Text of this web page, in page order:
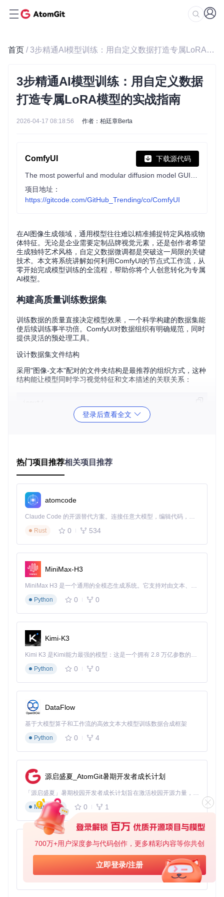
700万+用户深度参与代码创作，更多精彩内容等你共创
立即登录/注册
首页 / 3步精通AI模型训练：用自定义数据打造专属LoRA模型的实战指南
3步精通AI模型训练：用自定义数据
打造专属LoRA模型的实战指南
2026-04-17 08:18:56 作者：柏廷章Berta
ComfyUI 下载源代码
项目地址：
https://gitcode.com/GitHub_Trending/co/ComfyUI
在AI图像生成领域，通用模型往往难以精准捕捉特定风格或物
体特征。无论是企业需要定制品牌视觉元素，还是创作者希望
生成独特艺术风格，自定义数据微调都是突破这一局限的关键
技术。本文将系统讲解如何利用ComfyUI的节点式工作流，从
零开始完成模型训练的全流程，帮助你将个人创意转化为专属
AI模型。
构建高质量训练数据集
训练数据的质量直接决定模型效果，一个科学构建的数据集能
使后续训练事半功倍。ComfyUI对数据组织有明确规范，同时
提供灵活的预处理工具。
设计数据集文件结构
采用"图像-文本"配对的文件夹结构是最推荐的组织方式，这种
结构能让模型同时学习视觉特征和文本描述的关联关系：
└── custom_dataset/          # 数据集根目录
    ├── sample_001.png       # 训练图像文件
文件，并查找同名文本文件作为描述信息。节点实现通过文件
系统遍历和字符串匹配实现这种关联（源码第267-308行）。
项
尺寸
512×512
像素
与主流Stable Diffusion模型输入尺
格式
G
色彩
模式
RGB
数量
至少20张 保证模型能学习到特征分布
图1：符合规范的训练图像示例（input/example.png）
编写有效文本描述
文本描述应遵循"主体+属性+环境"的三段式结构，例如："a ph
esolution, detailed fur texture"。关键技巧包括：
使用逗号分隔不同特征
重要特征前置
避免模糊形容词
控制在50词以内
常见误区：仅使用简单标签如"cat"或"red"会导致模型学习
不充分，必须提供完整的场景描述才能让模型理解物体间的关
配置训练工作流节点
ComfyUI采用可视化节点连接方式构建训练流程，核心由数据
加载、模型准备、训练执行和结果保存四大模块组成，各节点
登录后查看全文
热门项目推荐相关项目推荐
atomcode
Claude Code 的开源替代方案。连接任意大模型，编辑代码，运行命令，自动验证 — 全自动执行。用 Rust 构建，极致性能。 ｜ An open-source alternative to Claude Code. Connect any LLM, edit code, run commands, and verify changes — autonomously. Built in Rust for speed. Get Started
Rust
0 534
MiniMax-H3
MiniMax H3 是一个通用的全模态生成系统。它支持对由文本、图像、视频和音频组成的多模态上下文进行统一理解，并能生成分辨率高达 2K、时长可达 15 秒的带原生立体声音频的视频。得益于面向任务泛化的系统设计，H3 在预训练阶段就已具备广泛的多模态上下文理解与生成能力，能够出色地执行复杂的多模态指令。
Python
0 0
Kimi-K3
Kimi K3 是Kimi能力最强的模型：这是一个拥有 2.8 万亿参数的混合专家（MoE）模型，具备原生视觉理解能力，并支持 100 万 token 的上下文窗口。
Python
0 0
DataFlow
基于大模型算子和工作流的高效文本大模型训练数据合成框架
Python
0 4
源启盛夏_AtomGit暑期开发者成长计划
「源启盛夏」暑期校园开发者成长计划旨在激活校园开源力量，通过积分激励、认证扶持、资源倾斜等形式，引导高校组织和开发者完成「入驻 — 建项目 — 做贡献 — 获认证 — 得资源」的完整闭环。无论你是想带领社团入驻平台的组织者，还是希望用代码贡献证明自己的开发者，都能在这里找到属于你的成长路径。
Markdown
0 1
py-xiaozhi
基于Python的Xiaozhi AI，适用于想要完整Xiaozhi体验而无需拥有专用硬件的用户。
Python
0 1